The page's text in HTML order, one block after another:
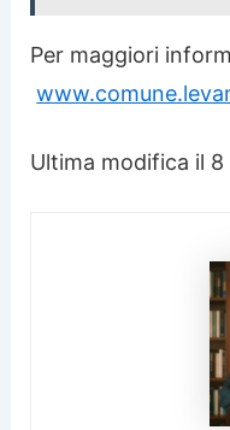
Per maggiori
Ultima modifica il